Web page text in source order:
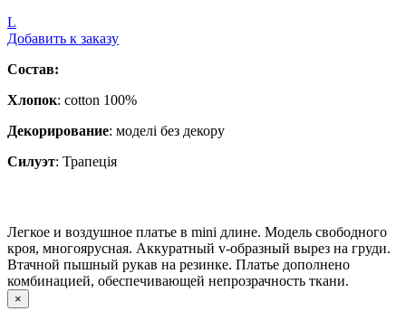
L
Добавить к заказу
Состав:
Хлопок: cotton 100%
Декорирование: моделі без декору
Силуэт: Трапеція
Легкое и воздушное платье в mini длине. Модель свободного
кроя, многоярусная. Аккуратный v-образный вырез на груди.
Втачной пышный рукав на резинке. Платье дополнено
комбинацией, обеспечивающей непрозрачность ткани.
×